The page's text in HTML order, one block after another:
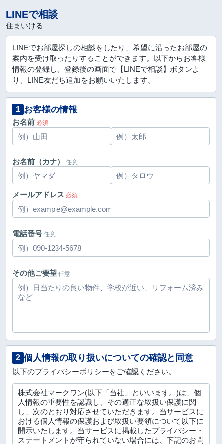
LINEで相談
住まいける
LINEでお部屋探しの相談をしたり、希望に沿ったお部屋の
案内を受け取ったりすることができます。以下からお客様
情報の登録し、登録後の画面で【LINEで相談】ボタンよ
り、LINE友だち追加をお願いいたします。
1 お客様の情報
お名前 必須
お名前（カナ） 任意
メールアドレス 必須
電話番号 任意
その他ご要望 任意
2 個人情報の取り扱いについての確認と同意
以下のプライバシーポリシーをご確認ください。
株式会社マークワン(以下「当社」といいます。)は、個
人情報の重要性を認識し、その適正な取扱い保護に関
し、次のとおり対応させていただきます。当サービスに
おける個人情報の保護および取扱い要領について以下に
開示いたします。当サービスに掲載したプライバシー・
ステートメントが守られていない場合には、下記のお問